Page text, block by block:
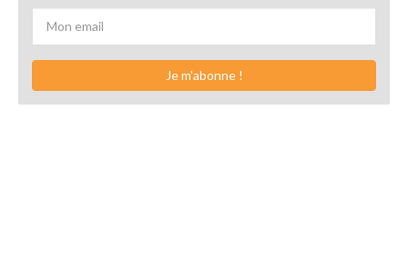
Je m'abonne !